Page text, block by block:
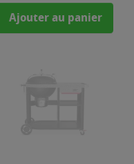
Ajouter au panier